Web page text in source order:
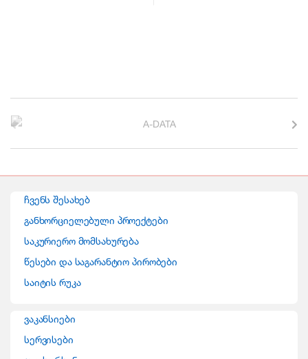
ჩვენს შესახებ
განხორციელებული პროექტები
საკურიერო მომსახურება
წესები და საგარანტიო პირობები
საიტის რუკა
ვაკანსიები
სერვისები